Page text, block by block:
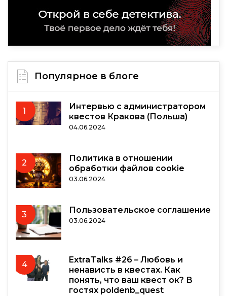
Популярное в блоге
1
Интервью с администратором
квестов Кракова (Польша)
04.06.2024
2
Политика в отношении
обработки файлов cookie
03.06.2024
3 Пользовательское соглашение
03.06.2024
4
ExtraTalks #26 – Любовь и
ненависть в квестах. Как
понять, что ваш квест ок? В
гостях poldenb_quest